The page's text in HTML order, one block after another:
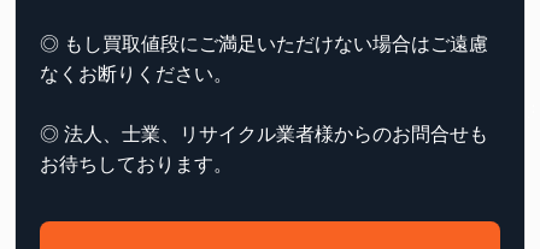
◎ もし買取値段にご満足いただけない場合はご遠慮
なくお断りください。
◎ 法人、士業、リサイクル業者様からのお問合せも
お待ちしております。